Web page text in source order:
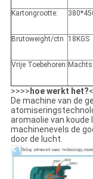
Kartongrootte:
Brutoweight/ctn 18KGS
Vrije Toebehoren:
>>>> hoe werkt het?
De machine van de
aromaolie van
machinenevels de
door de lucht.